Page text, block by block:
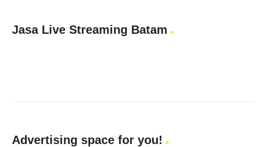
Jasa Live Streaming Batam
Advertising space for you!